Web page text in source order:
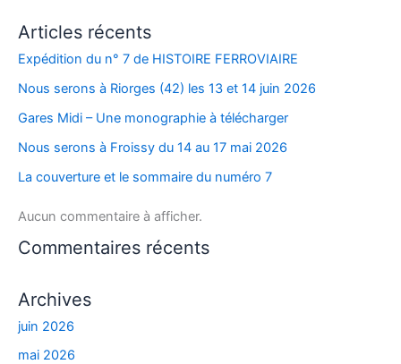
Articles récents
Expédition du n° 7 de HISTOIRE FERROVIAIRE
Nous serons à Riorges (42) les 13 et 14 juin 2026
Gares Midi – Une monographie à télécharger
Nous serons à Froissy du 14 au 17 mai 2026
La couverture et le sommaire du numéro 7
Aucun commentaire à afficher.
Commentaires récents
Archives
juin 2026
mai 2026